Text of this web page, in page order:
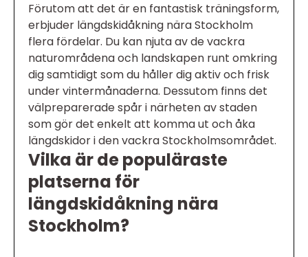
Förutom att det är en fantastisk träningsform,
erbjuder längdskidåkning nära Stockholm
flera fördelar. Du kan njuta av de vackra
naturområdena och landskapen runt omkring
dig samtidigt som du håller dig aktiv och frisk
under vintermånaderna. Dessutom finns det
välpreparerade spår i närheten av staden
som gör det enkelt att komma ut och åka
längdskidor i den vackra Stockholmsområdet.
Vilka är de populäraste
platserna för
längdskidåkning nära
Stockholm?